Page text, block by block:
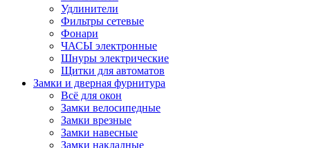
Удлинители
Фильтры сетевые
Фонари
ЧАСЫ электронные
Шнуры электрические
Щитки для автоматов
Замки и дверная фурнитура
Всё для окон
Замки велосипедные
Замки врезные
Замки навесные
Замки накладные